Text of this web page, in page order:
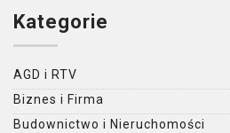
Kategorie
AGD i RTV
Biznes i Firma
Budownictwo i Nieruchomości